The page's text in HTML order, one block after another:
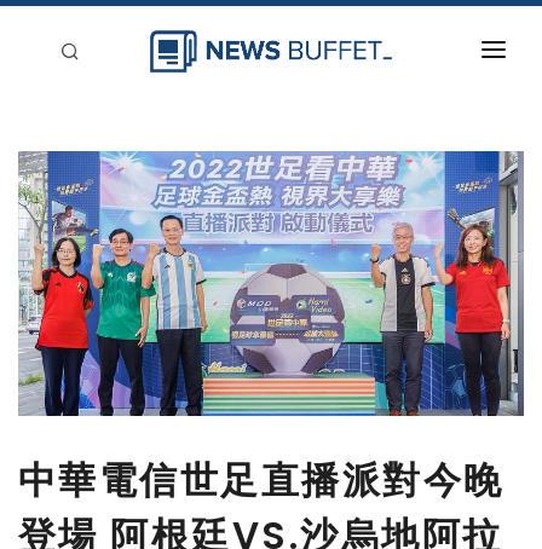
新聞稿分類
登入
刊登
中華電信世足直播派對今晚
登場 阿根廷VS.沙烏地阿拉